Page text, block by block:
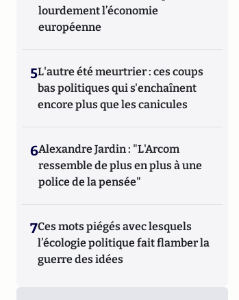
lourdement l’économie
européenne
5L'autre été meurtrier : ces coups
bas politiques qui s'enchaînent
encore plus que les canicules
6Alexandre Jardin : "L'Arcom
ressemble de plus en plus à une
police de la pensée"
7Ces mots piégés avec lesquels
l’écologie politique fait flamber la
guerre des idées